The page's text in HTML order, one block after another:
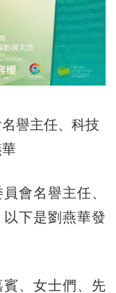
譽主任、科技
會名譽主任、
下是劉燕華發
、女士們、先